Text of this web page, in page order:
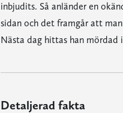
inbjudits. Så anländer en
sidan och det framgår att
Nästa dag hittas han
Detaljerad fakta